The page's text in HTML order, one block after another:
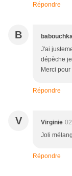
Répondre
B
J'ai
dépèche
Merci
Répondre
V Virginie
Joli
Répondre